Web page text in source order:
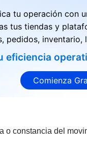
tu operación con
tus tiendas y
pedidos, inventario,
eficiencia
Comienza
o constancia del